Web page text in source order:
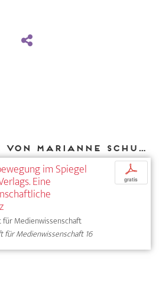
Weitere Texte von Marianne Schuller bei DIAPHANES
im Spiegel
Eine
für Medienwissenschaft
für Medienwissenschaft 16
p
gratis